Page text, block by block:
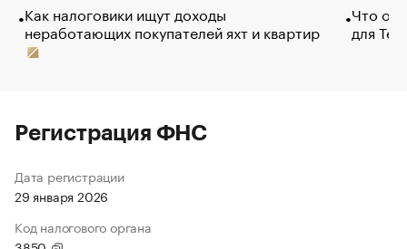
Как налоговики ищут доходы
неработающих покупателей яхт и квартир
Что
для
Регистрация ФНС
Дата регистрации
29 января 2026
Код налогового органа